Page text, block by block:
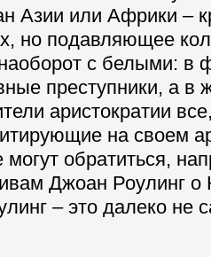
Азии или Африки –
но подавляющее
с белыми: в
преступники, а в
аристократии
на своем
обратиться,
Джоан Роулинг о
– это далеко не